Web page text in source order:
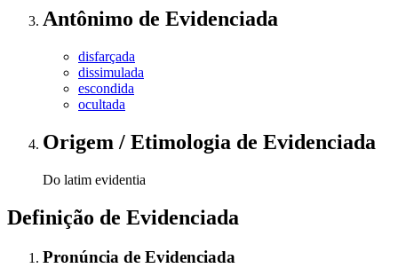
Antônimo de Evidenciada
disfarçada
dissimulada
escondida
ocultada
Origem / Etimologia de Evidenciada
Do latim evidentia
Definição de Evidenciada
Pronúncia de Evidenciada